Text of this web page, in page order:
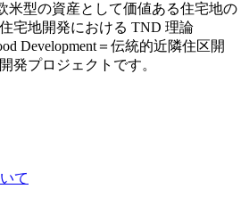
米型の資産として価値ある住宅地の
宅地開発における TND 理論
Development＝伝統的近隣住区開
発プロジェクトです。
て